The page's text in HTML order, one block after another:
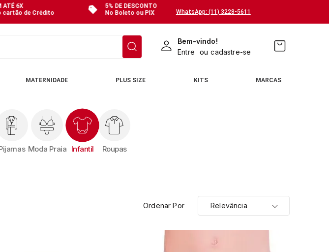
ATÉ 6X
cartão de Crédito
5% DE DESCONTO
No Boleto ou PIX
WhatsApp: (11) 3228-5611
Bem-vindo!
Entre
ou cadastre-se
MATERNIDADE PLUS SIZE KITS MARCAS
Moda Praia Infantil Roupas
Ordenar Por Relevância